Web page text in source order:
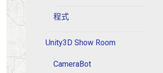
程式
Unity3D Show Room
CameraBot